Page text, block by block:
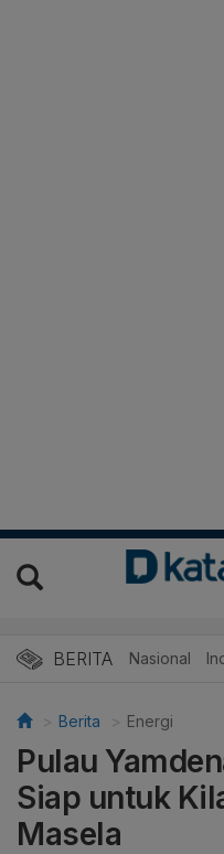
BERITA Nasional
Berita Energi
Pulau
Siap untuk
Masela